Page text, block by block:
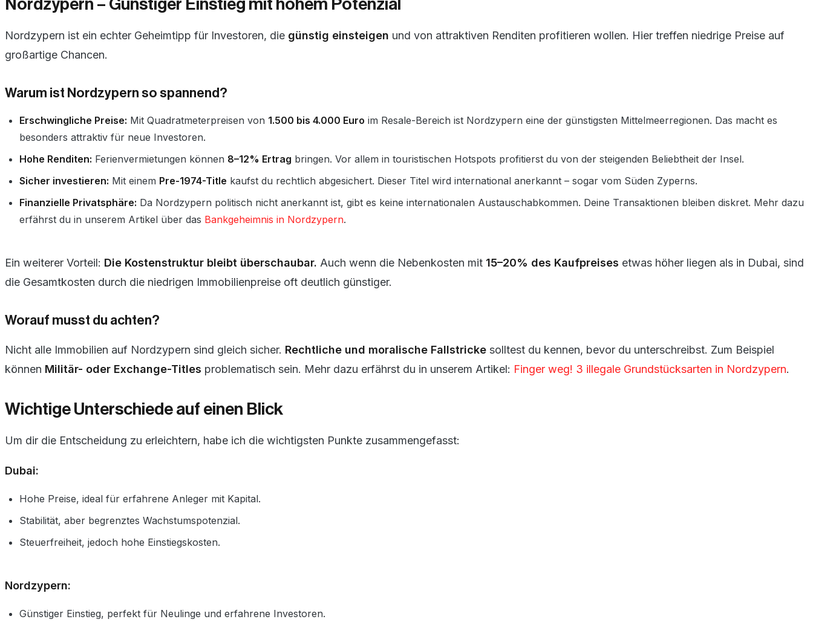
Nordzypern – Günstiger Einstieg mit hohem Potenzial
Nordzypern ist ein echter Geheimtipp für Investoren, die günstig einsteigen und von attraktiven Renditen profitieren wollen. Hier treffen niedrige Preise auf
großartige Chancen.
Warum ist Nordzypern so spannend?
Erschwingliche Preise: Mit Quadratmeterpreisen von 1.500 bis 4.000 Euro im Resale-Bereich ist Nordzypern eine der günstigsten Mittelmeerregionen. Das macht es
besonders attraktiv für neue Investoren.
Hohe Renditen: Ferienvermietungen können 8–12% Ertrag bringen. Vor allem in touristischen Hotspots profitierst du von der steigenden Beliebtheit der Insel.
Sicher investieren: Mit einem Pre-1974-Title kaufst du rechtlich abgesichert. Dieser Titel wird international anerkannt – sogar vom Süden Zyperns.
Finanzielle Privatsphäre: Da Nordzypern politisch nicht anerkannt ist, gibt es keine internationalen Austauschabkommen. Deine Transaktionen bleiben diskret. Mehr dazu
erfährst du in unserem Artikel über das Bankgeheimnis in Nordzypern.
Ein weiterer Vorteil: Die Kostenstruktur bleibt überschaubar. Auch wenn die Nebenkosten mit 15–20% des Kaufpreises etwas höher liegen als in Dubai, sind
die Gesamtkosten durch die niedrigen Immobilienpreise oft deutlich günstiger.
Worauf musst du achten?
Nicht alle Immobilien auf Nordzypern sind gleich sicher. Rechtliche und moralische Fallstricke solltest du kennen, bevor du unterschreibst. Zum Beispiel
können Militär- oder Exchange-Titles problematisch sein. Mehr dazu erfährst du in unserem Artikel: Finger weg! 3 illegale Grundstücksarten in Nordzypern.
Wichtige Unterschiede auf einen Blick
Um dir die Entscheidung zu erleichtern, habe ich die wichtigsten Punkte zusammengefasst:
Dubai:
Hohe Preise, ideal für erfahrene Anleger mit Kapital.
Stabilität, aber begrenztes Wachstumspotenzial.
Steuerfreiheit, jedoch hohe Einstiegskosten.
Nordzypern:
Günstiger Einstieg, perfekt für Neulinge und erfahrene Investoren.